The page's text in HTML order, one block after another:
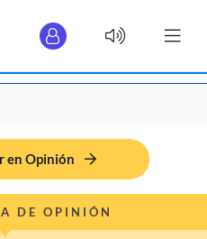
en Opinión
DE OPINIÓN